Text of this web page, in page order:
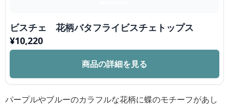
ビスチェ 花柄バタフライビスチェトップス
¥10,220
商品の詳細を見る
パープルやブルーのカラフルな花柄に蝶のモチーフがあし